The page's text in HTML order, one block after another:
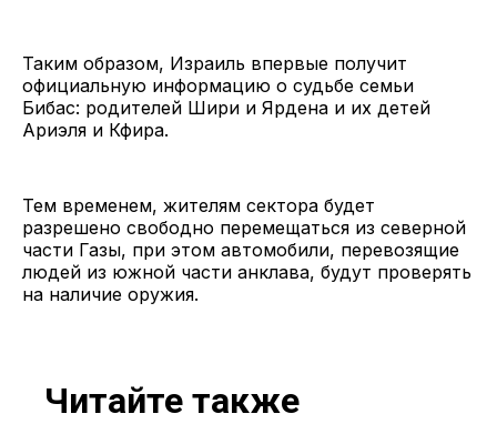
Таким образом, Израиль впервые получит
официальную информацию о судьбе семьи
Бибас: родителей Шири и Ярдена и их детей
Ариэля и Кфира.
Тем временем, жителям сектора будет
разрешено свободно перемещаться из северной
части Газы, при этом автомобили, перевозящие
людей из южной части анклава, будут проверять
на наличие оружия.
Читайте также